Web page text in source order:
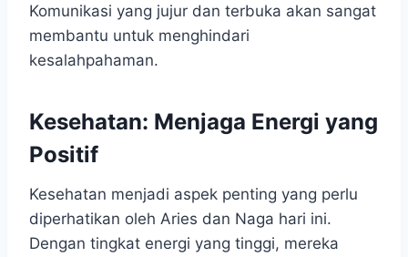
Komunikasi yang jujur dan terbuka akan sangat
membantu untuk menghindari
kesalahpahaman.
Kesehatan: Menjaga Energi yang
Positif
Kesehatan menjadi aspek penting yang perlu
diperhatikan oleh Aries dan Naga hari ini.
Dengan tingkat energi yang tinggi, mereka